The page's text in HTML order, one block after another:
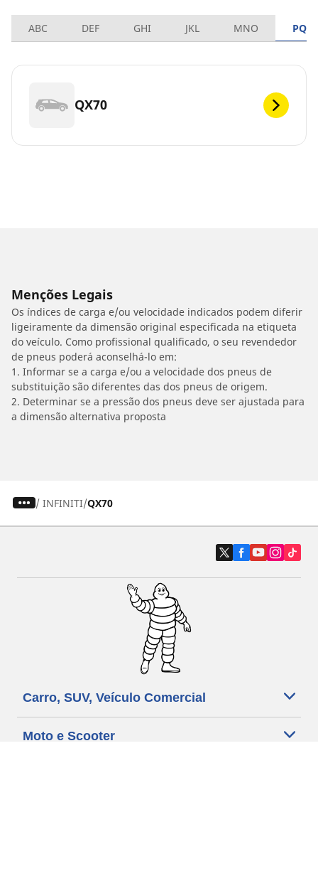
ABC DEF GHI JKL MNO PQRS
QX70
Menções Legais
Os índices de carga e/ou velocidade indicados podem diferir
ligeiramente da dimensão original especificada na etiqueta
do veículo. Como profissional qualificado, o seu revendedor
de pneus poderá aconselhá-lo em:
1. Informar se a carga e/ou a velocidade dos pneus de
substituição são diferentes das dos pneus de origem.
2. Determinar se a pressão dos pneus deve ser ajustada para
a dimensão alternativa proposta
/ INFINITI QX70
Carro, SUV, Veículo Comercial
Moto e Scooter